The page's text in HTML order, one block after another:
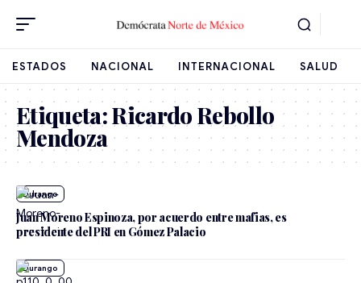
ESTADOS NACIONAL INTERNACIONAL SALUD
Etiqueta:Ricardo Rebollo
Mendoza
Durango
Juan Moreno Espinoza, por acuerdo entre mafias, es
presidente del PRI en Gómez Palacio
Durango